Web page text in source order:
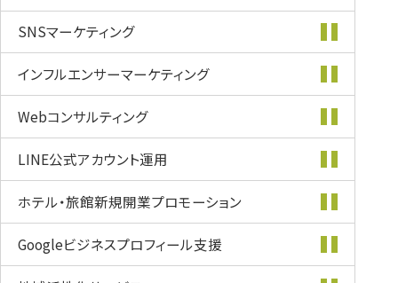
SNSマーケティング
インフルエンサーマーケティング
Webコンサルティング
LINE公式アカウント運用
ホテル・旅館新規開業プロモーション
Googleビジネスプロフィール支援